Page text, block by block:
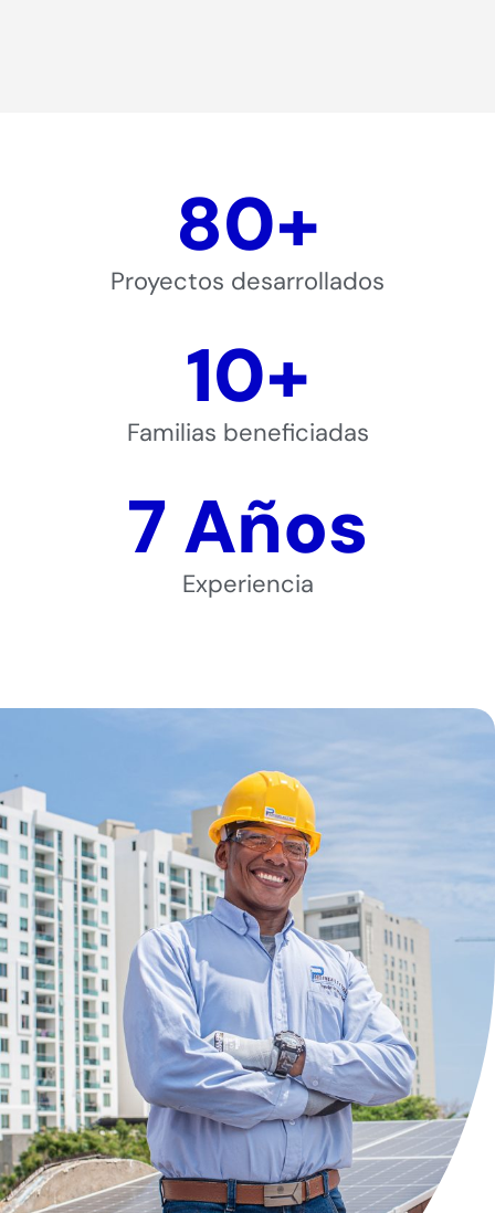
Proyectos desarrollados
80+
Familias beneficiadas
10+
Experiencia​
7 Años